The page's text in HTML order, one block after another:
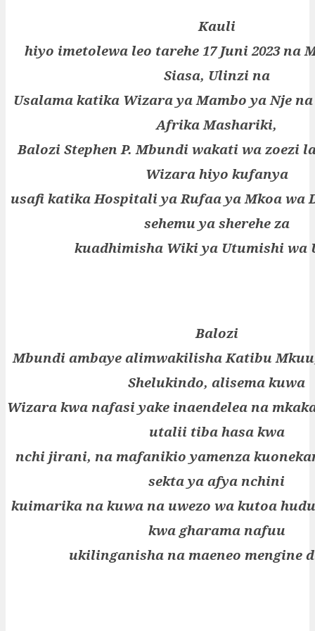
Kauli
hiyo imetolewa leo tarehe 17 Juni 2023 na
Siasa, Ulinzi na
Usalama katika Wizara ya Mambo ya Nje
Afrika Mashariki,
Balozi Stephen P. Mbundi wakati wa zoezi
Wizara hiyo kufanya
usafi katika Hospitali ya Rufaa ya Mkoa wa
sehemu ya sherehe za
kuadhimisha Wiki ya Utumishi wa
Balozi
Mbundi ambaye alimwakilisha Katibu
Shelukindo, alisema kuwa
Wizara kwa nafasi yake inaendelea na
utalii tiba hasa kwa
nchi jirani, na mafanikio yamenza
sekta ya afya nchini
kuimarika na kuwa na uwezo wa kutoa
kwa gharama nafuu
ukilinganisha na maeneo mengine